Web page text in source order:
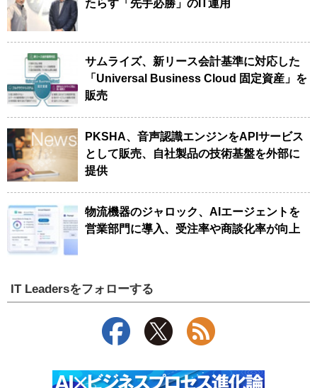
たらす「先手必勝」のIT運用
サムライズ、新リース会計基準に対応した
「Universal Business Cloud 固定資産」を
販売
PKSHA、音声認識エンジンをAPIサービス
として販売、自社製品の技術基盤を外部に
提供
物流機器のジャロック、AIエージェントを
営業部門に導入、受注率や商談化率が向上
IT Leadersをフォローする